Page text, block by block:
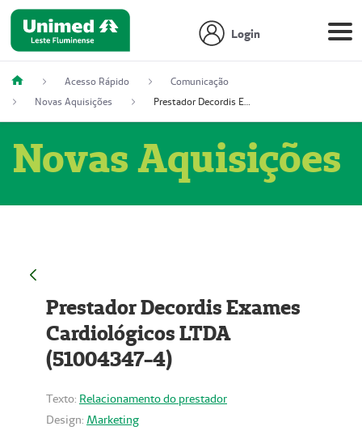
Login
Acesso Rápido
Comunicação
Novas Aquisições
Prestador Decordis Exames Cardiológicos LTDA (51004347-4)
Novas Aquisições
Prestador Decordis Exames
Cardiológicos LTDA
(51004347-4)
Texto: Relacionamento do prestador
Design: Marketing